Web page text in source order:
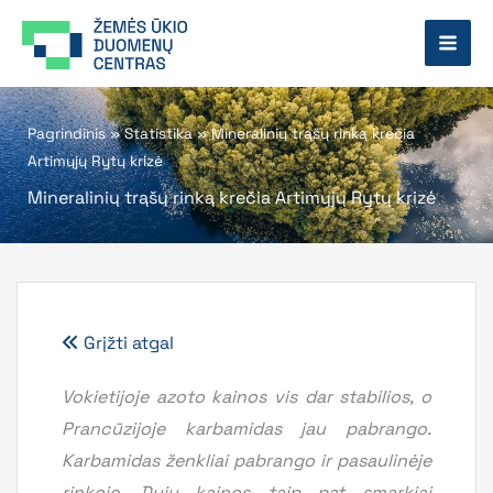
prie
Pagrindinis»Statistika»Mineralinių trąšų rinką krečia
Artimųjų Rytų krizė
Mineralinių trąšų rinką krečia Artimųjų Rytų krizė
Grįžti atgal
Vokietijoje azoto kainos vis dar stabilios, o
Prancūzijoje karbamidas jau pabrango.
Karbamidas ženkliai pabrango ir pasaulinėje